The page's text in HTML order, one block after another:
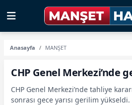
Anasayfa MANŞET
CHP Genel Merkezi’nde
CHP Genel Merkezi’nde tahliye
sonrası gece yarısı gerilim